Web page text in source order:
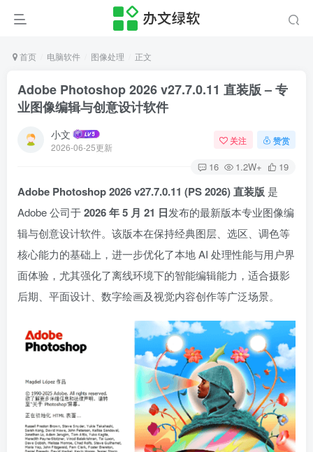
首页 电脑软件 图像处理 正文
Adobe Photoshop 2026 v27.7.0.11 直装版 – 专
业图像编辑与创意设计软件
小文
2026-06-25更新
关注 赞赏
16 1.2W+ 19
Adobe Photoshop 2026 v27.7.0.11 (PS 2026) 直装版 是
Adobe 公司于2026 年 5 月 21 日发布的最新版本专业图像编
辑与创意设计软件。该版本在保持经典图层、选区、调色等
核心能力的基础上，进一步优化了本地 AI 处理性能与用户界
面体验，尤其强化了离线环境下的智能编辑能力，适合摄影
后期、平面设计、数字绘画及视觉内容创作等广泛场景。